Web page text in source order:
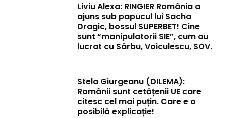
Liviu Alexa: RINGIER România a
ajuns sub papucul lui Sacha
Dragic, bossul SUPERBET! Cine
sunt “manipulatorii SIE”, cum au
lucrat cu Sârbu, Voiculescu, SOV.
Stela Giurgeanu (DILEMA):
Românii sunt cetățenii UE care
citesc cel mai puțin. Care e o
posibilă explicație!